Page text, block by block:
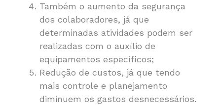
Também o aumento da segurança
dos colaboradores, já que
determinadas atividades podem ser
realizadas com o auxílio de
equipamentos específicos;
Redução de custos, já que tendo
mais controle e planejamento
diminuem os gastos desnecessários.